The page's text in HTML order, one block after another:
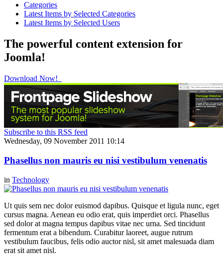
Categories
Latest Items by Selected Categories
Latest Items by Selected Users
The powerful content extension for
Joomla!
Download Now!
Subscribe to this RSS feed
Wednesday, 09 November 2011 10:14
Phasellus non mauris eu nisi vestibulum venenatis
in Technology
Ut quis sem nec dolor euismod dapibus. Quisque et ligula nunc, eget
cursus magna. Aenean eu odio erat, quis imperdiet orci. Phasellus
sed dolor at magna tempus dapibus vitae nec urna. Sed tincidunt
fermentum erat a bibendum. Curabitur laoreet, augue rutrum
vestibulum faucibus, felis odio auctor nisl, sit amet malesuada diam
erat sit amet nisl.